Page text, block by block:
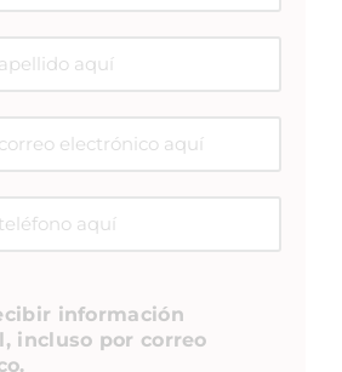
información
incluso por correo